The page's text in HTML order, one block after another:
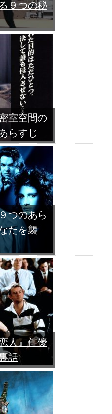
９つの秘
室空間の
らすじ
つのあら
たを襲
人』俳優
話